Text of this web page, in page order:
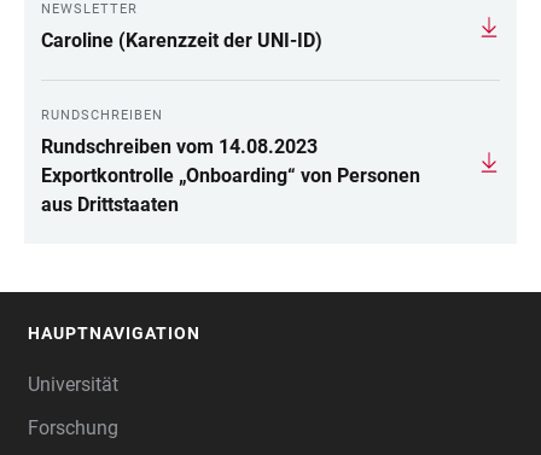
NEWSLETTER
Caroline (Karenzzeit der UNI-ID)
RUNDSCHREIBEN
Rundschreiben vom 14.08.2023
Exportkontrolle „Onboarding“ von Personen
aus Drittstaaten
HAUPTNAVIGATION
Universität
Forschung